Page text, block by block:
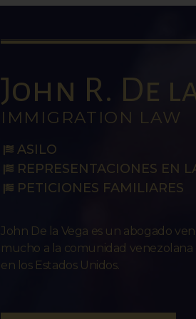
John R. De
IMMIGRATION LAW
ASILO
REPRESENTACIONES EN
PETICIONES FAMILIARES
John De la Vega es un abogado
mucho a la comunidad venezolana
en los Estados Unidos.